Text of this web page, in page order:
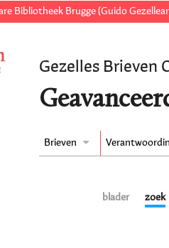
Bibliotheek Brugge (Guido
Gezelles Brieven
Brieven
blader zoek